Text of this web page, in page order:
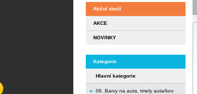
Akční zboží
AKCE
NOVINKY
Kategorie
Hlavní kategorie
06. Barvy na auta, tmely auta/kov